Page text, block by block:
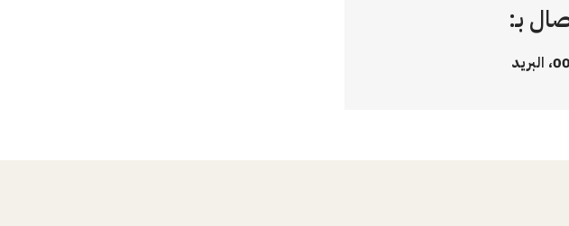
بـ:
Alyona Synenko، الهاتف: 00254716897265، البريد